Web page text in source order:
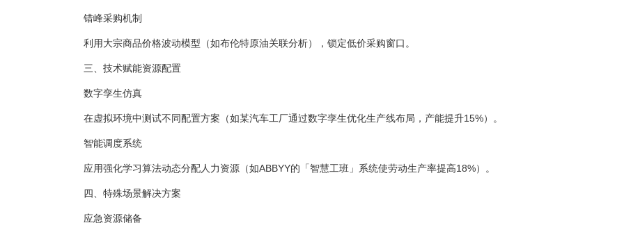
错峰采购机制
利用大宗商品价格波动模型（如布伦特原油关联分析），锁定低价采购窗口。
三、技术赋能资源配置
数字孪生仿真
在虚拟环境中测试不同配置方案（如某汽车工厂通过数字孪生优化生产线布局，产能提升15%）。
智能调度系统
应用强化学习算法动态分配人力资源（如ABBYY的「智慧工班」系统使劳动生产率提高18%）。
四、特殊场景解决方案
应急资源储备